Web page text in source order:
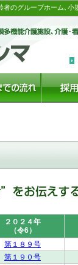
のグループホーム､
２０２４年
（令6）
第１８９号
第１９０号